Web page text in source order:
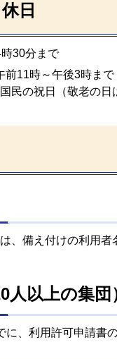
日
30分まで
11時～午後3時まで
民の祝日（敬老の日
、備え付けの利用者
人以上の集団
に、利用許可申請書